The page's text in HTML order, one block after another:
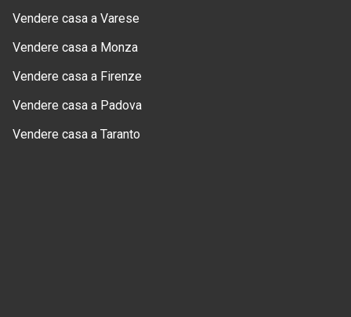
Vendere casa a Varese
Vendere casa a Monza
Vendere casa a Firenze
Vendere casa a Padova
Vendere casa a Taranto